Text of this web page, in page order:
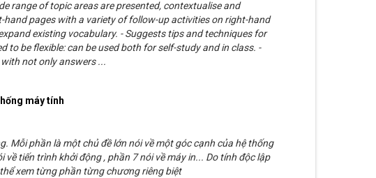
range of topic areas are presented, contextualise and
hand pages with a variety of follow-up activities on right-hand
existing vocabulary. - Suggests tips and techniques for
to be flexible: can be used both for self-study and in class. -
not only answers ...
máy tính
Mỗi phần là một chủ đề lớn nói về một góc cạnh của hệ thống
về tiến trình khởi động , phần 7 nói về máy in... Do tính độc lập
xem từng phần từng chương riêng biệt